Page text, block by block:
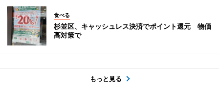
食べる
杉並区、キャッシュレス決済でポイント還元 物価
高対策で
もっと見る